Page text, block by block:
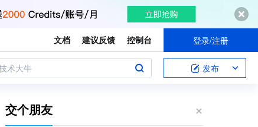
文档 建议反馈 控制台 登录/注册
术大牛 发布
交个朋友